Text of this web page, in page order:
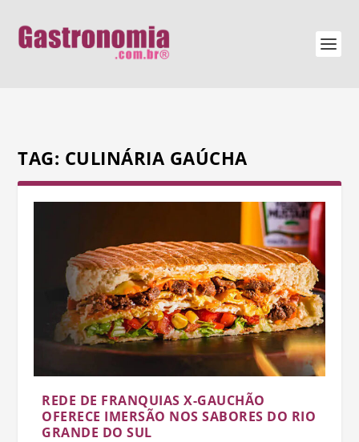
TAG: CULINÁRIA GAÚCHA
REDE DE FRANQUIAS X-GAUCHÃO
OFERECE IMERSÃO NOS SABORES DO RIO
GRANDE DO SUL